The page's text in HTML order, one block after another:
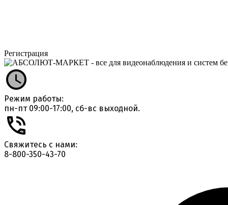
Регистрация
Режим работы:
пн-пт 09:00-17:00, сб-вс выходной.
Свяжитесь с нами:
8-800-350-43-70